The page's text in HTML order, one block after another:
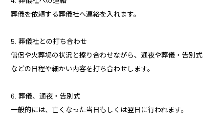
葬儀を依頼する葬儀社へ連絡を入れます。
5. 葬儀社との打ち合わせ
僧侶や火葬場の状況と擦り合わせながら、通夜や葬儀・告別式
などの日程や細かい内容を打ち合わせします。
6. 葬儀、通夜・告別式
一般的には、亡くなった当日もしくは翌日に行われます。